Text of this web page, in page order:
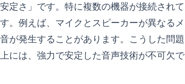
定さ」です。特に複数の機器が接続されて
。例えば、マイクとスピーカーが異なるメ
が発生することがあります。こうした問題
には、強力で安定した音声技術が不可欠で